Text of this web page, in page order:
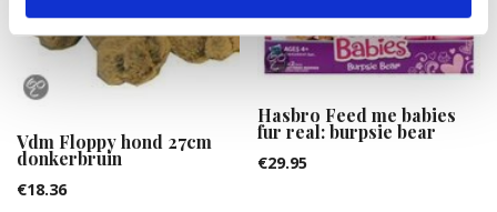
Vdm Floppy hond 27cm
donkerbruin
€18.36
Hasbro Feed me babies
fur real: burpsie bear
€29.95